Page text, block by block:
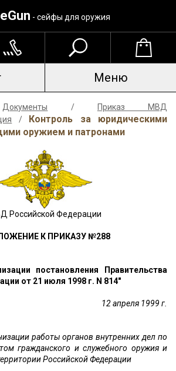
- сейфы для оружия
Меню
Документы /
Приказ МВД
/ Контроль за юридическими
оружием и патронами
Российской Федерации
К ПРИКАЗУ №288
постановления Правительства
от 21 июля 1998 г. N 814"
12 апреля 1999 г.
работы органов внутренних дел по
гражданского и служебного оружия и
Российской Федерации